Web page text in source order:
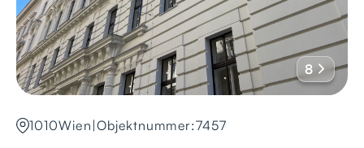
8
1010Wien |Objektnummer:7457